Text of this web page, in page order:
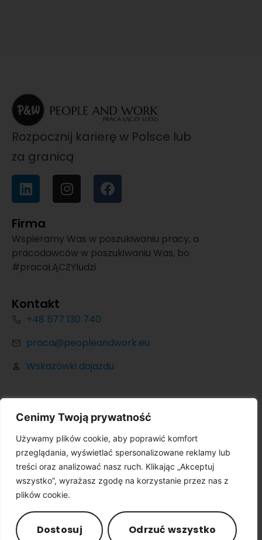
Cenimy Twoją prywatność
Używamy plików cookie, aby poprawić komfort
przeglądania, wyświetlać spersonalizowane reklamy lub
treści oraz analizować nasz ruch. Klikając „Akceptuj
wszystko”, wyrażasz zgodę na korzystanie przez nas z
plików cookie.
Dostosuj Odrzuć wszystko
Rozpocznij karierę w Polsce lub
za granicą
Firma
Wspieramy Was w poszukiwaniu pracy, a
pracodawców w poszukiwaniu Was, bo
#pracaŁĄCZYludzi
Kontakt
+48 577 130 740
praca@peopleandwork.eu
Wskazówki dojazdu
© Copyright 2024 peopleandwork.eu. All Rights
Reserved.
Partner:
Polityka prywatności
Impressum